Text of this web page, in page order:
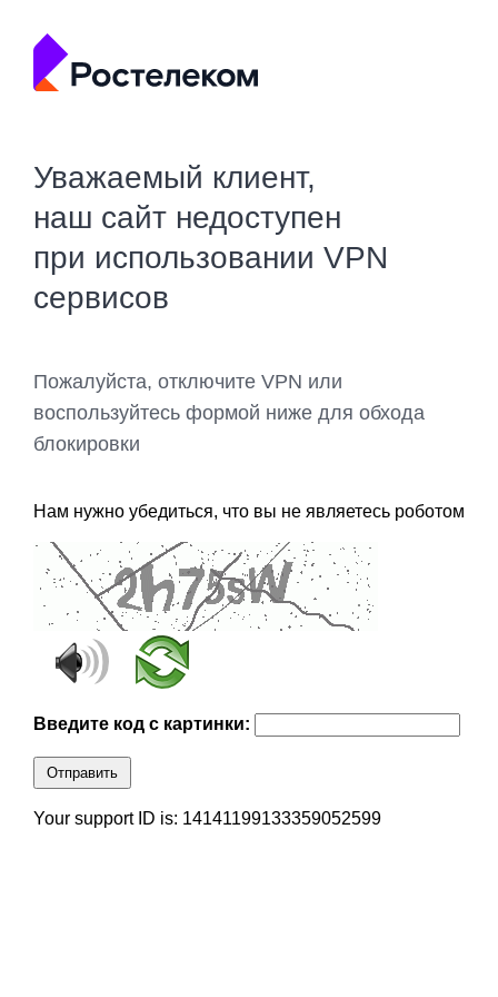
Уважаемый клиент,
наш сайт недоступен
при использовании VPN
сервисов
Пожалуйста, отключите VPN или
воспользуйтесь формой ниже для обхода
блокировки
Нам нужно убедиться, что вы не являетесь роботом
Введите код с картинки:
Отправить
Your support ID is: 14141199133359052599